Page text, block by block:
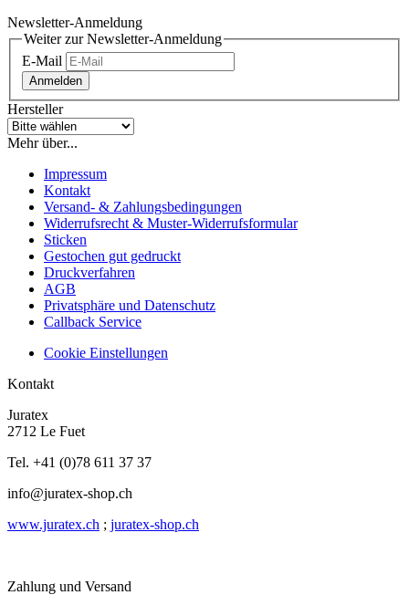
Newsletter-Anmeldung
Weiter zur Newsletter-Anmeldung
E-Mail
Anmelden
Hersteller
Mehr über...
Impressum
Kontakt
Versand- & Zahlungsbedingungen
Widerrufsrecht & Muster-Widerrufsformular
Sticken
Gestochen gut gedruckt
Druckverfahren
AGB
Privatsphäre und Datenschutz
Callback Service
Cookie Einstellungen
Kontakt
Juratex
2712 Le Fuet
Tel. +41 (0)78 611 37 37
info@juratex-shop.ch
www.juratex.ch ; juratex-shop.ch
Zahlung und Versand